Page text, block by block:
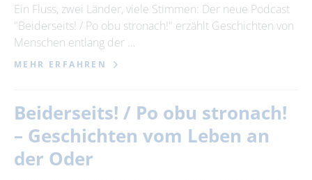
Ein Fluss, zwei Länder, viele Stimmen: Der neue Podcast
"Beiderseits! / Po obu stronach!" erzählt Geschichten von
Menschen entlang der …
MEHR ERFAHREN
Beiderseits! / Po obu stronach!
– Geschichten vom Leben an
der Oder